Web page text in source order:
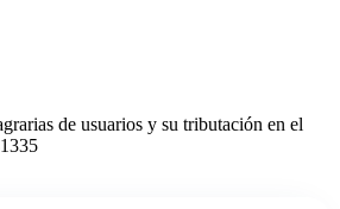
de usuarios y su tributación en el